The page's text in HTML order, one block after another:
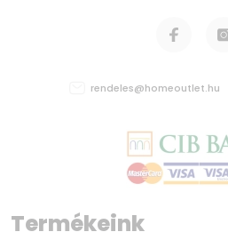
Termékeink
rendeles@homeoutlet.hu